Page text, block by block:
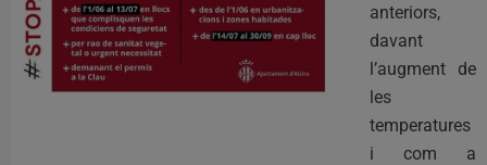
anteriors,
davant
l’augment de
les
temperatures
i com a